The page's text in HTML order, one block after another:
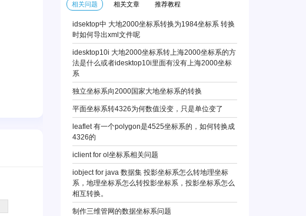
相关问题 相关文章 推荐教程
idsektop中 大地2000坐标系转换为1984坐标系 转换
时如何导出xml文件呢
idesktop10i 大地2000坐标系转上海2000坐标系的方
法是什么或者idesktop10i里面有没有上海2000坐标
系
独立坐标系向2000国家大地坐标系的转换
平面坐标系转4326为何数值没变，只是单位变了
leaflet 有一个polygon是4525坐标系的，如何转换成
4326的
iclient for ol坐标系相关问题
iobject for java 数据集 投影坐标系怎么转地理坐标
系，地理坐标系怎么转投影坐标系，投影坐标系怎么
相互转换。
制作三维管网的数据坐标系问题